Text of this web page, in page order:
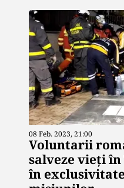
08 Feb. 2023, 21:00
Voluntarii
salveze vieți
în